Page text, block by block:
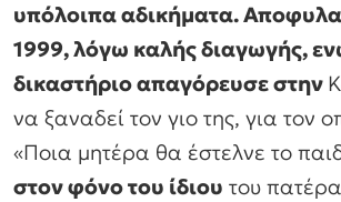
υπόλοιπα αδικήματα.
1999, λόγω καλής διαγωγής,
δικαστήριο απαγόρευσε στην
να ξαναδεί τον γιο της, για τον
«Ποια μητέρα θα έστελνε το
στον φόνο του ίδιου του